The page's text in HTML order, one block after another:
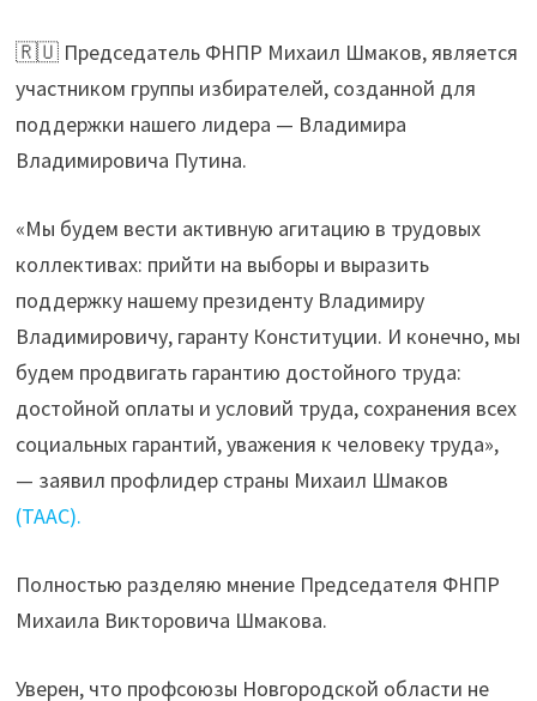
🇷🇺 Председатель ФНПР Михаил Шмаков, является
участником группы избирателей, созданной для
поддержки нашего лидера — Владимира
Владимировича Путина.
«Мы будем вести активную агитацию в трудовых
коллективах: прийти на выборы и выразить
поддержку нашему президенту Владимиру
Владимировичу, гаранту Конституции. И конечно, мы
будем продвигать гарантию достойного труда:
достойной оплаты и условий труда, сохранения всех
социальных гарантий, уважения к человеку труда»,
— заявил профлидер страны Михаил Шмаков
(ТААС).
Полностью разделяю мнение Председателя ФНПР
Михаила Викторовича Шмакова.
Уверен, что профсоюзы Новгородской области не